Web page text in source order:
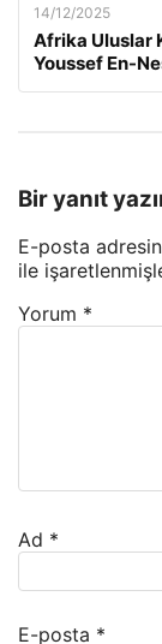
14/12/2025
Afrika Uluslar
Youssef En-
Bir yanıt
E-posta
ile
Yorum *
Ad *
E-posta *